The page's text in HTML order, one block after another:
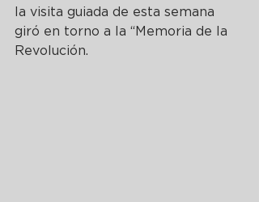
la visita guiada de esta semana
giró en torno a la “Memoria de la
Revolución.